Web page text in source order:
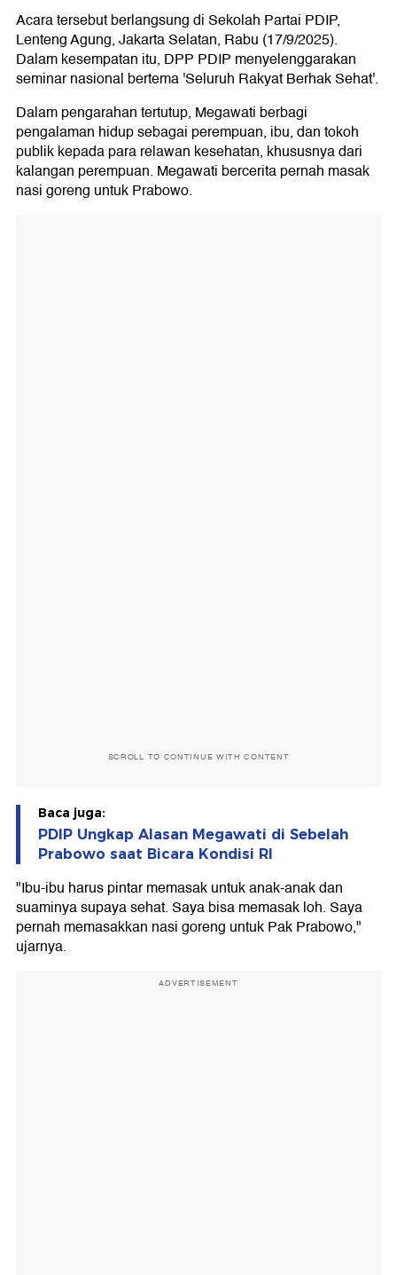
Acara tersebut berlangsung di Sekolah Partai PDIP,
Lenteng Agung, Jakarta Selatan, Rabu (17/9/2025).
Dalam kesempatan itu, DPP PDIP menyelenggarakan
seminar nasional bertema 'Seluruh Rakyat Berhak Sehat'.
Dalam pengarahan tertutup, Megawati berbagi
pengalaman hidup sebagai perempuan, ibu, dan tokoh
publik kepada para relawan kesehatan, khususnya dari
kalangan perempuan. Megawati bercerita pernah masak
nasi goreng untuk Prabowo.
SCROLL TO CONTINUE WITH CONTENT
Baca juga:
PDIP Ungkap Alasan Megawati di Sebelah
Prabowo saat Bicara Kondisi RI
"Ibu-ibu harus pintar memasak untuk anak-anak dan
suaminya supaya sehat. Saya bisa memasak loh. Saya
pernah memasakkan nasi goreng untuk Pak Prabowo,"
ujarnya.
ADVERTISEMENT